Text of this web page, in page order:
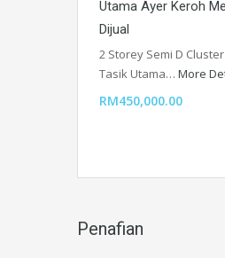
Utama Ayer Keroh
Dijual
2 Storey Semi D
Tasik Utama… More
RM450,000.00
Penafian